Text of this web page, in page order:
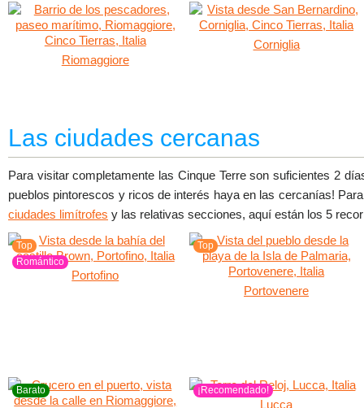
Riomaggiore
Corniglia
Las ciudades cercanas
Para visitar completamente las Cinque Terre son suficientes 2
pueblos pintorescos y ricos de interés haya en las cercanías!
ciudades limítrofes y las relativas secciones, aquí están los 5
Top
Romántico
Portofino
Top
Portovenere
Barato ¡Recomendado!
Lucca